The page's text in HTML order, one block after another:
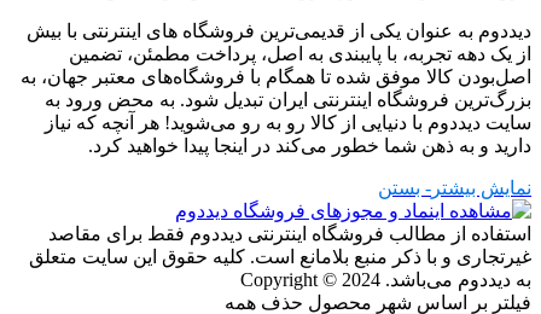
دیددوم به عنوان یکی از قدیمی‌ترین فروشگاه های اینترنتی با بیش
از یک دهه تجربه، با پایبندی به اصل، پرداخت مطمئن، تضمین
اصل‌بودن کالا موفق شده تا همگام با فروشگاه‌های معتبر جهان، به
بزرگ‌ترین فروشگاه اینترنتی ایران تبدیل شود. به محض ورود به
سایت دیددوم با دنیایی از کالا رو به رو می‌شوید! هر آنچه که نیاز
دارید و به ذهن شما خطور می‌کند در اینجا پیدا خواهید کرد.
نمایش بیشتر - بستن
استفاده از مطالب فروشگاه اینترنتی دیددوم فقط برای مقاصد
غیرتجاری و با ذکر منبع بلامانع است. کلیه حقوق این سایت متعلق
به دیددوم می‌باشد. Copyright © 2024
فیلتر بر اساس شهر محصول حذف همه